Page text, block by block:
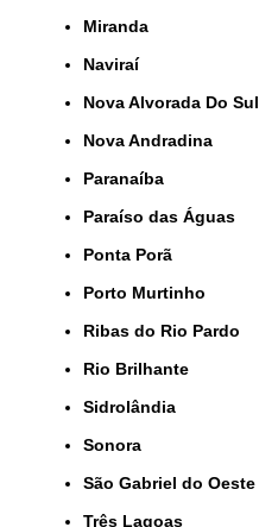
Miranda
Naviraí
Nova Alvorada Do Sul
Nova Andradina
Paranaíba
Paraíso das Águas
Ponta Porã
Porto Murtinho
Ribas do Rio Pardo
Rio Brilhante
Sidrolândia
Sonora
São Gabriel do Oeste
Três Lagoas